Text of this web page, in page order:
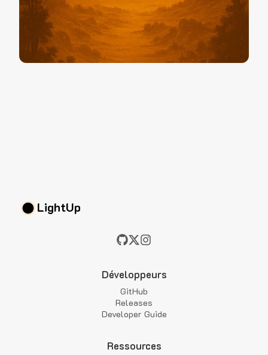
LightUp
Développeurs
GitHub
Releases
Developer Guide
Ressources